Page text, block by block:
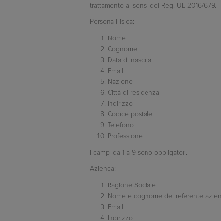
trattamento ai sensi del Reg. UE 2016/679.
Persona Fisica:
Nome
Cognome
Data di nascita
Email
Nazione
Città di residenza
Indirizzo
Codice postale
Telefono
Professione
I campi da 1 a 9 sono obbligatori.
Azienda:
Ragione Sociale
Nome e cognome del referente
Email
Indirizzo